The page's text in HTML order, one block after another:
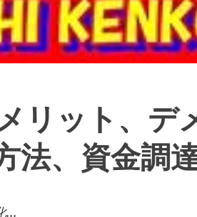
リット、デ
法、資金調
...